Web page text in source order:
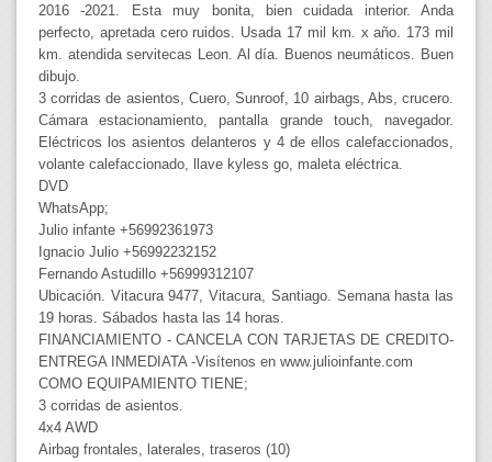
2016 -2021. Esta muy bonita, bien cuidada interior. Anda
perfecto, apretada cero ruidos. Usada 17 mil km. x año. 173 mil
km. atendida servitecas Leon. Al día. Buenos neumáticos. Buen
dibujo.
3 corridas de asientos, Cuero, Sunroof, 10 airbags, Abs, crucero.
Cámara estacionamiento, pantalla grande touch, navegador.
Eléctricos los asientos delanteros y 4 de ellos calefaccionados,
volante calefaccionado, llave kyless go, maleta eléctrica.
DVD
WhatsApp;
Julio infante +56992361973
Ignacio Julio +56992232152
Fernando Astudillo +56999312107
Ubicación. Vitacura 9477, Vitacura, Santiago. Semana hasta las
19 horas. Sábados hasta las 14 horas.
FINANCIAMIENTO - CANCELA CON TARJETAS DE CREDITO-
ENTREGA INMEDIATA -Visítenos en www.julioinfante.com
COMO EQUIPAMIENTO TIENE;
3 corridas de asientos.
4x4 AWD
Airbag frontales, laterales, traseros (10)